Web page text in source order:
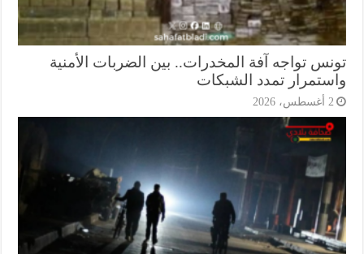
تواجه آفة المخدرات.. بين الضربات الأمنية
تمدد الشبكات